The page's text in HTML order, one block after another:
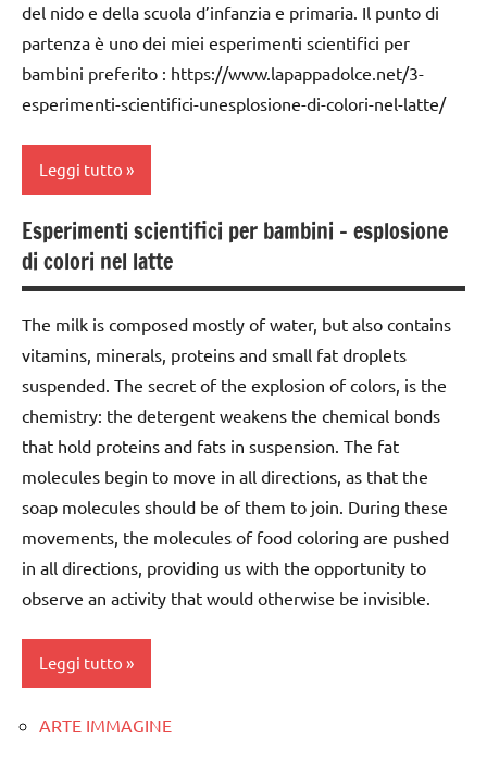
PER ETA'
TUTTI GLI
SCIENTIFICI
GUIDA
DIDATTICA
MONTESSORI
SCIENZE
scienze:
fisica e
chimica
TUTTI GLI
PER ETA'
TUTTI GLI
SCIENTIFICI
GUIDA
DIDATTICA
MONTESSORI
SCIENZE
chimica
TUTTI GLI
PER ETA'
TUTTI GLI
ARTICOLI
3a
classe
classe
classi
1a-5a
classi
medie
dai
3 ai
6
anni
dai
6
anni
ESPERIMENTI
E ATTIVITA'
ESPERIMENTI
GUIDA
del nido e della scuola d’infanzia e primaria. Il punto di
partenza è uno dei miei esperimenti scientifici per
bambini preferito : https://www.lapappadolce.net/3-
esperimenti-scientifici-unesplosione-di-colori-nel-latte/
Leggi tutto
ARTE
IMMAGINE
a 3
anni
dai
3 ai
6
anni
dai
6
anni
ESPERIMENTI
SCIENTIFICI
LAVORETTI
SCIENZE
Esperimenti scientifici per bambini – esplosione
di colori nel latte
The milk is composed mostly of water, but also contains
vitamins, minerals, proteins and small fat droplets
suspended. The secret of the explosion of colors, is the
chemistry: the detergent weakens the chemical bonds
that hold proteins and fats in suspension. The fat
molecules begin to move in all directions, as that the
soap molecules should be of them to join. During these
movements, the molecules of food coloring are pushed
in all directions, providing us with the opportunity to
observe an activity that would otherwise be invisible.
Leggi tutto
classe
ARTE IMMAGINE